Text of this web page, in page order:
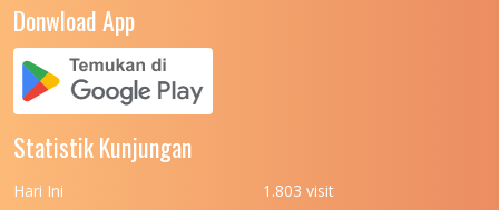
UNIVERSITAS NUSA CENDANA
UNIVERSITAS PADJADJARAN
UNIVERSITAS PATTIMURA
Donwload App
Statistik Kunjungan
Hari Ini
1.803 visit